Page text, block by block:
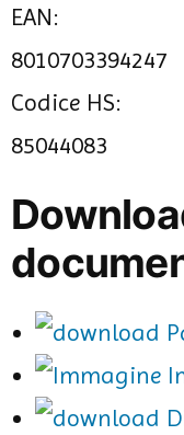
EAN:
8010703394247
Codice HS:
85044083